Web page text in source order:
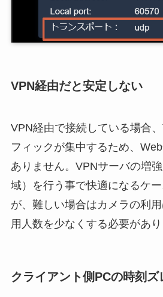
VPN経由だと安定しない
VPN経由で接続している場合
フィックが集中するため、
ありません。VPNサーバの増
域）を行う事で快適になるケ
が、難しい場合はカメラの利
用人数を少なくする必要があり
クライアント側PCの時刻ズ